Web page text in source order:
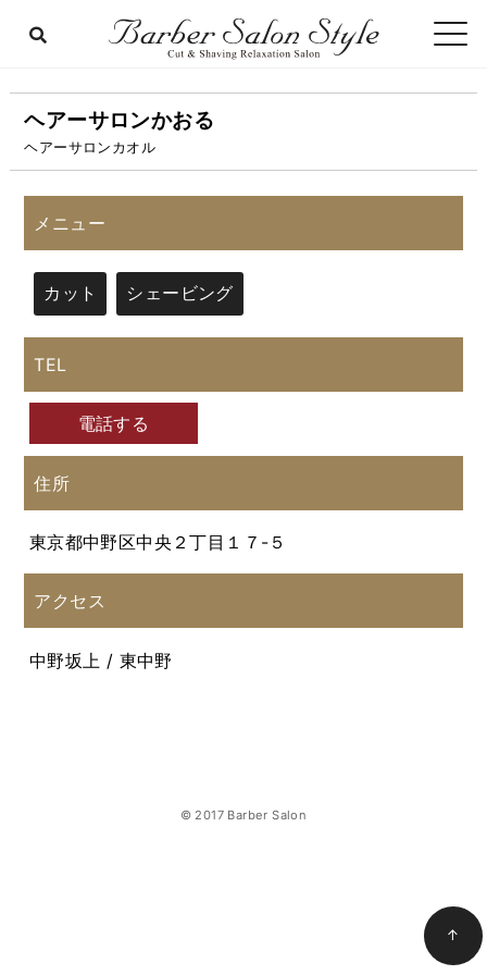
ヘアーサロンかおる
ヘアーサロンカオル
メニュー
カット シェービング
TEL
電話する
住所
東京都中野区中央２丁目１７-５
アクセス
中野坂上 / 東中野
© 2017 Barber Salon
↑